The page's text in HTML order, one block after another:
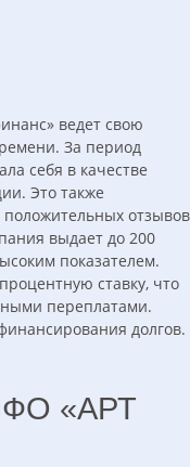
ведет свою
За период
себя в качестве
Это также
отзывов
выдает до 200
показателем.
ставку, что
переплатами.
долгов.
«АРТ